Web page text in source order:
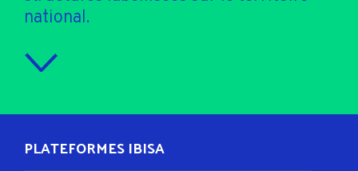
national.
PLATEFORMES IBISA